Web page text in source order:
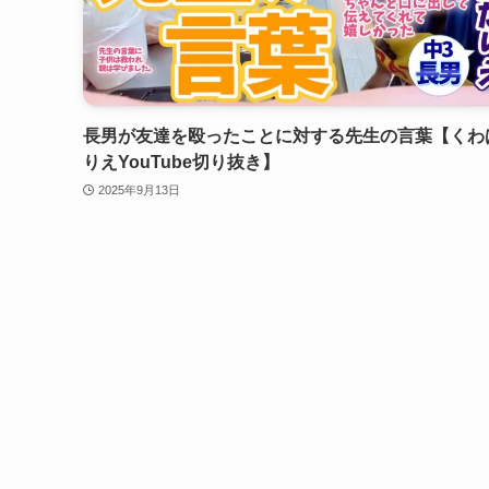
長男が友達を殴ったことに対する先生の言葉【くわ
りえYouTube切り抜き】
2025年9月13日